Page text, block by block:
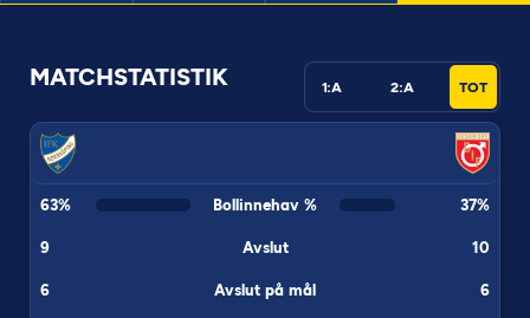
MATCHSTATISTIK 1:A 2:A TOT
63% Bollinnehav % 37%
9 Avslut 10
6 Avslut på mål 6